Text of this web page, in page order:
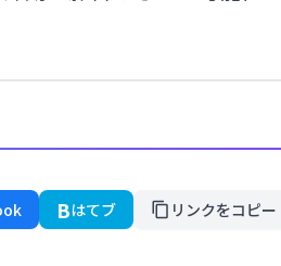
Bはてブ リンクをコピー